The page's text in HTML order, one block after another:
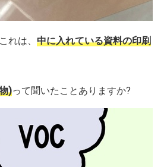
れは、 中に入れている資料の印刷
)って聞いたことありますか?